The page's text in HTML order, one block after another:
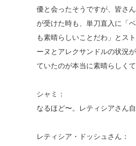
優と会ったそうですが、皆さ
が受けた時も、単刀直入に「
も素晴らしいことだわ」とス
ーヌとアレクサンドルの状況
ていたのが本当に素晴らしく
シャミ：
なるほど〜。レティシアさん
レティシア・ドッシュさん：